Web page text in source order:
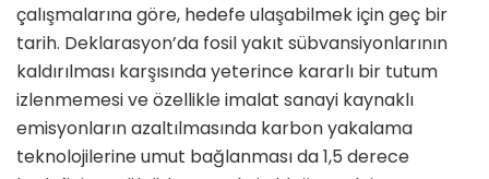
çalışmalarına göre, hedefe ulaşabilmek için geç bir
tarih. Deklarasyon’da fosil yakıt sübvansiyonlarının
kaldırılması karşısında yeterince kararlı bir tutum
izlenmemesi ve özellikle imalat sanayi kaynaklı
emisyonların azaltılmasında karbon yakalama
teknolojilerine umut bağlanması da 1,5 derece